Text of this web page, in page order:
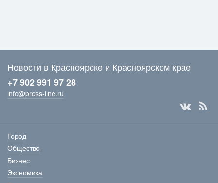
Новости в Красноярске и Красноярском крае
+7 902 991 97 28
info@press-line.ru
Город
Общество
Бизнес
Экономика